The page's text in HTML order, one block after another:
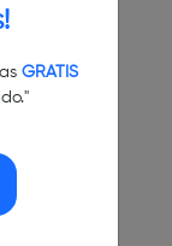
GRATIS